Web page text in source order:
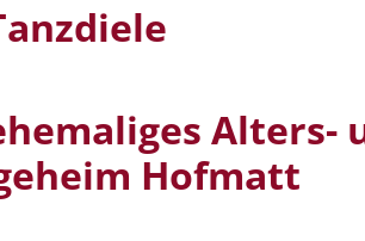
Alters-
Hofmatt